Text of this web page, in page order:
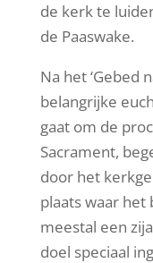
de kerk te
de Paaswake.
Na het ‘Gebed
belangrijke
gaat om de
Sacrament,
door het
plaats waar het
meestal een
doel speciaal